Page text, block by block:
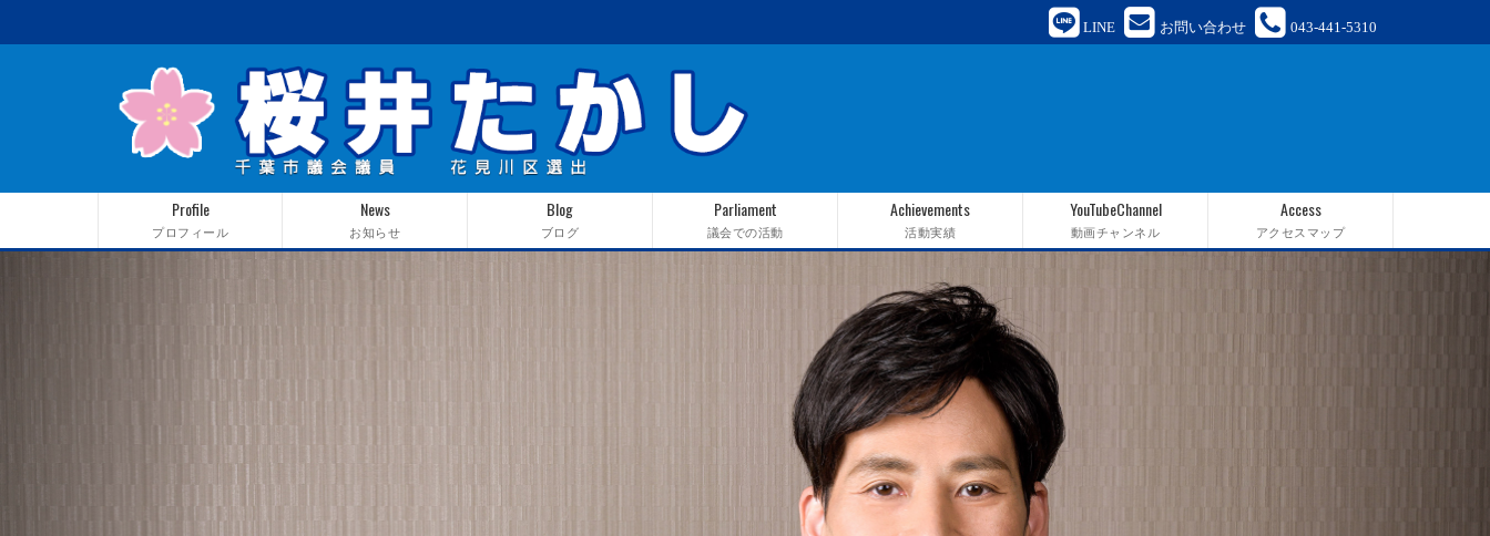
LINE お問い合わせ 043-441-5310
Profile
プロフィール
News
お知らせ
Blog
ブログ
Parliament
議会での活動
Achievements
活動実績
YouTubeChannel
動画チャンネル
Access
アクセスマップ